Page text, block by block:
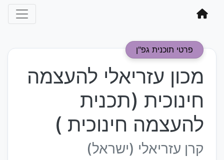
פרטי תוכנית גפ"ן
מכון עזריאלי להעצמה
חינוכית (תכנית
להעצמה חינוכית )
קרן עזריאלי (ישראל)